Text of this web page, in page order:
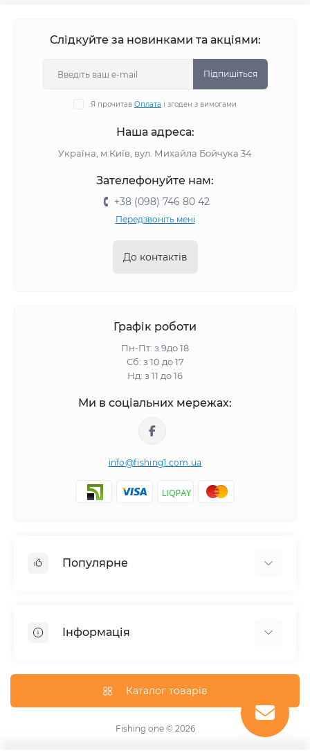
Слідкуйте за новинками та акціями:
Підпишіться
Я прочитав Оплата і згоден з вимогами
Наша адреса:
Україна, м.Київ, вул. Михайла Бойчука 34
Зателефонуйте нам:
+38 (098) 746 80 42
Передзвоніть мені
До контактів
Графік роботи
Пн-Пт: з 9до 18
Сб: з 10 до 17
Нд: з 11 до 16
Ми в соціальних мережах:
info@fishing1.com.ua
Популярне
Спінінгова та серфова риболовля
Інформація
Оплата
Каталог товарів
Fishing one © 2026